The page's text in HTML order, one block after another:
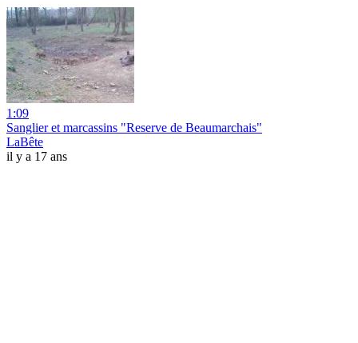
1:09
Sanglier et marcassins "Reserve de Beaumarchais"
LaBête
il y a 17 ans